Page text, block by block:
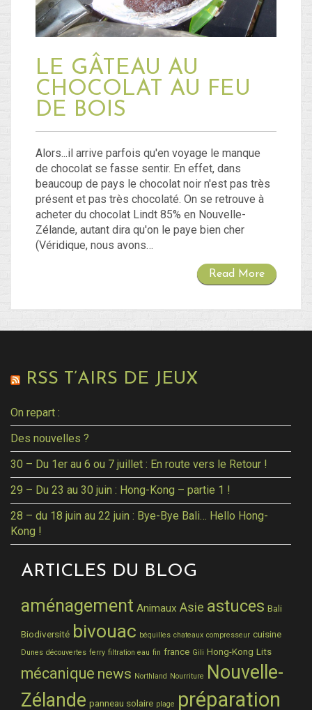
LE GÂTEAU AU
CHOCOLAT AU FEU
DE BOIS
Alors...il arrive parfois qu'en voyage le manque
de chocolat se fasse sentir. En effet, dans
beaucoup de pays le chocolat noir n'est pas très
présent et pas très chocolaté. On se retrouve à
acheter du chocolat Lindt 85% en Nouvelle-
Zélande, autant dira qu'on le paye bien cher
(Véridique, nous avons…
Read More
RSS T’AIRS DE JEUX
On repart :
Des nouvelles ?
30 – Du 1er au 6 ou 7 juillet : En route vers le Retour !
29 – Du 23 au 30 juin : Hong-Kong – partie 1 !
28 – du 18 juin au 22 juin : Bye-Bye Bali… Hello Hong-
Kong !
ARTICLES DU BLOG
aménagement Animaux Asie astuces Bali
Biodiversité bivouac béquilles chateaux compresseur cuisine
Dunes découvertes ferry filtration eau fin france Gili Hong-Kong Lits
mécanique news Northland Nourriture Nouvelle-
Zélande panneau solaire plage préparation